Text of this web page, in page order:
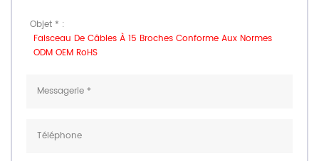
Objet * :
Faisceau De Câbles À 15 Broches Conforme Aux Normes
ODM OEM RoHS